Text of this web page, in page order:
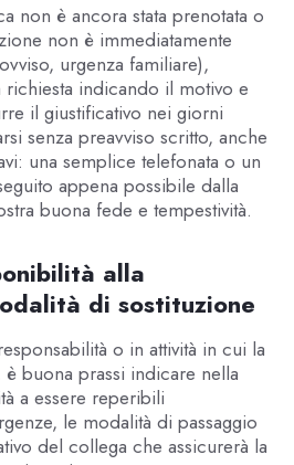
non è ancora stata prenotata o
non è immediatamente
urgenza familiare),
indicando il motivo e
il giustificativo nei giorni
senza preavviso scritto, anche
una semplice telefonata o un
appena possibile dalla
buona fede e tempestività.
alla
di sostituzione
o in attività in cui la
è buona prassi indicare nella
a essere reperibili
le modalità di passaggio
del collega che assicurerà la